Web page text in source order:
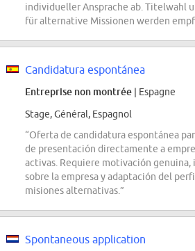
individueller Ansprache ab. Titelwahl
für alternative Missionen werden
Candidatura espontánea
Entreprise non montrée | Espagne
Stage, Général, Espagnol
“Oferta de candidatura espontánea
de presentación directamente a
activas. Requiere motivación
sobre la empresa y adaptación del
misiones alternativas.”
Spontaneous application